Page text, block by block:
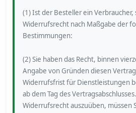
(1) Ist der Besteller ein Verbraucher,
Widerrufsrecht nach Maßgabe der
Bestimmungen:
(2) Sie haben das Recht, binnen
Angabe von Gründen diesen
Widerrufsfrist für Dienstleistungen
ab dem Tag des
Widerrufsrecht auszuüben, müssen